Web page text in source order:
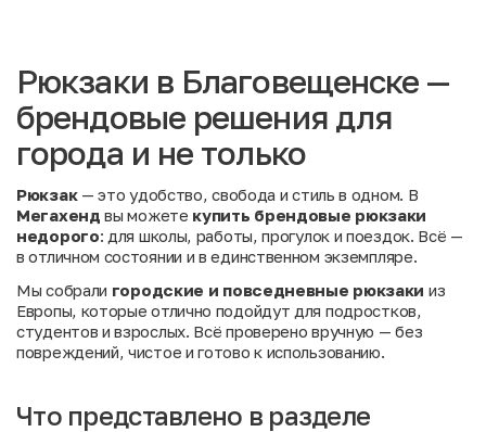
Рюкзаки в Благовещенске —
брендовые решения для
города и не только
Рюкзак— это удобство, свобода и стиль в одном. В
Мегахенд вы можете купить брендовые рюкзаки
недорого: для школы, работы, прогулок и поездок. Всё —
в отличном состоянии и в единственном экземпляре.
Мы собрали городские и повседневные рюкзаки из
Европы, которые отлично подойдут для подростков,
студентов и взрослых. Всё проверено вручную — без
повреждений, чистое и готово к использованию.
Что представлено в разделе